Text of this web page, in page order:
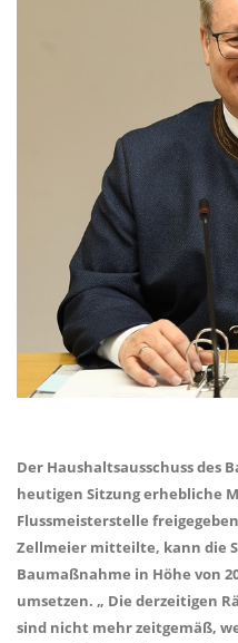
Der Haushaltsausschuss des
heutigen Sitzung erhebliche
Flussmeisterstelle
Zellmeier mitteilte, kann die
Baumaßnahme in Höhe von
umsetzen. „ Die derzeitigen
sind nicht mehr zeitgemäß,